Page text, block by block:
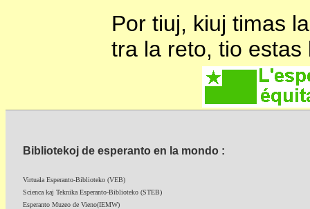
Por tiuj, kiuj timas
tra la reto, tio estas
Bibliotekoj de esperanto en la mondo :
Virtuala Esperanto-Biblioteko (VEB)
Scienca kaj Teknika Esperanto-Biblioteko (STEB)
Esperanto Muzeo de Vieno(IEMW)